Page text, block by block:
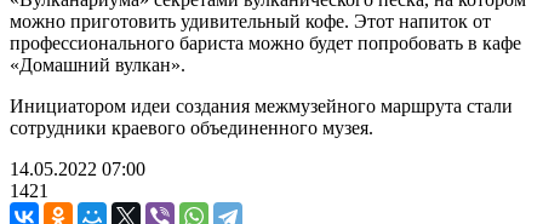
можно приготовить удивительный кофе. Этот напиток от
профессионального бариста можно будет попробовать в кафе
«Домашний вулкан».
Инициатором идеи создания межмузейного маршрута стали
сотрудники краевого объединенного музея.
14.05.2022 07:00
1421